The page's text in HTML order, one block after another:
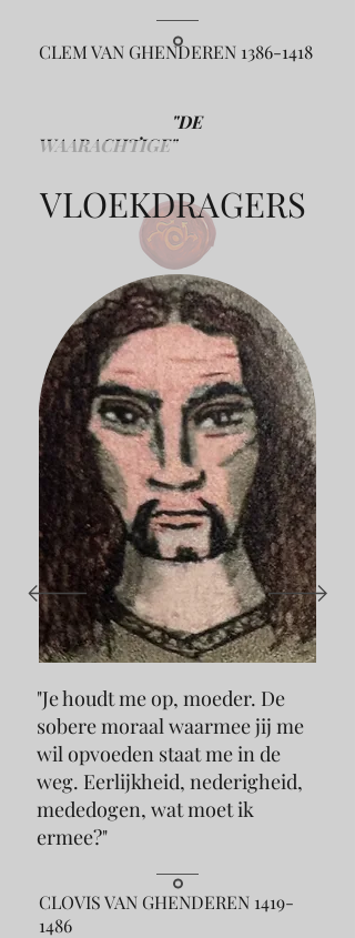
CLEM VAN GHENDEREN 1386-1418
"DE
WAARACHTIGE"
VLOEKDRAGERS
"Je houdt me op, moeder. De
sobere moraal waarmee jij me
wil opvoeden staat me in de
weg. Eerlijkheid, nederigheid,
mededogen, wat moet ik
ermee?"
CLOVIS VAN GHENDEREN 1419-
1486